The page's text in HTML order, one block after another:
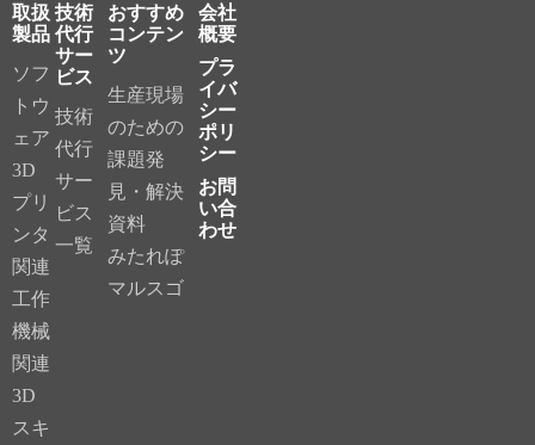
取扱
製品
ソフ
トウ
ェア
3D
プリ
ンタ
関連
工作
機械
関連
3D
スキ
技術
代行
サー
ビス
技術
代行
サー
ビス
一覧
おすすめ
コンテン
ツ
生産現場
のための
課題発
見・解決
資料
みたれぽ
マルスゴ
会社
概要
プラ
イバ
シー
ポリ
シー
お問
い合
わせ